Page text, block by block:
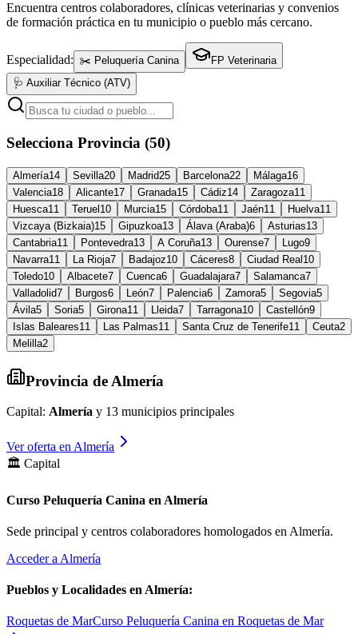
Encuentra centros colaboradores, clínicas veterinarias y convenios
de formación práctica en tu municipio o pueblo más cercano.
Especialidad: ✂️ Peluquería Canina
FP Veterinaria
🩺 Auxiliar Técnico (ATV)
Selecciona Provincia (50)
Almería14 Sevilla20 Madrid25 Barcelona22 Málaga16
Valencia18 Alicante17 Granada15 Cádiz14 Zaragoza11
Huesca11 Teruel 10 Murcia15 Córdoba11 Jaén11 Huelva11
Vizcaya (Bizkaia)15 Gipuzkoa13 Álava (Araba)6 Asturias13
Cantabria11 Pontevedra13 A Coruña13 Ourense7 Lugo9
Navarra11 La Rioja7 Badajoz10 Cáceres8 Ciudad Real 10
Toledo10 Albacete7 Cuenca6 Guadalajara7 Salamanca7
Valladolid7 Burgos6 León7 Palencia6 Zamora5 Segovia5
Ávila5 Soria5 Girona11 Lleida7 Tarragona10 Castellón9
Islas Baleares11 Las Palmas11 Santa Cruz de Tenerife11 Ceuta2
Melilla2
Provincia de Almería
Capital: Almería y 13 municipios principales
Ver oferta en Almería
🏛️ Capital
Curso Peluquería Canina en Almería
Sede principal y centros colaboradores homologados en Almería.
Acceder a Almería
Pueblos y Localidades en Almería:
Roquetas de MarCurso Peluquería Canina en Roquetas de Mar